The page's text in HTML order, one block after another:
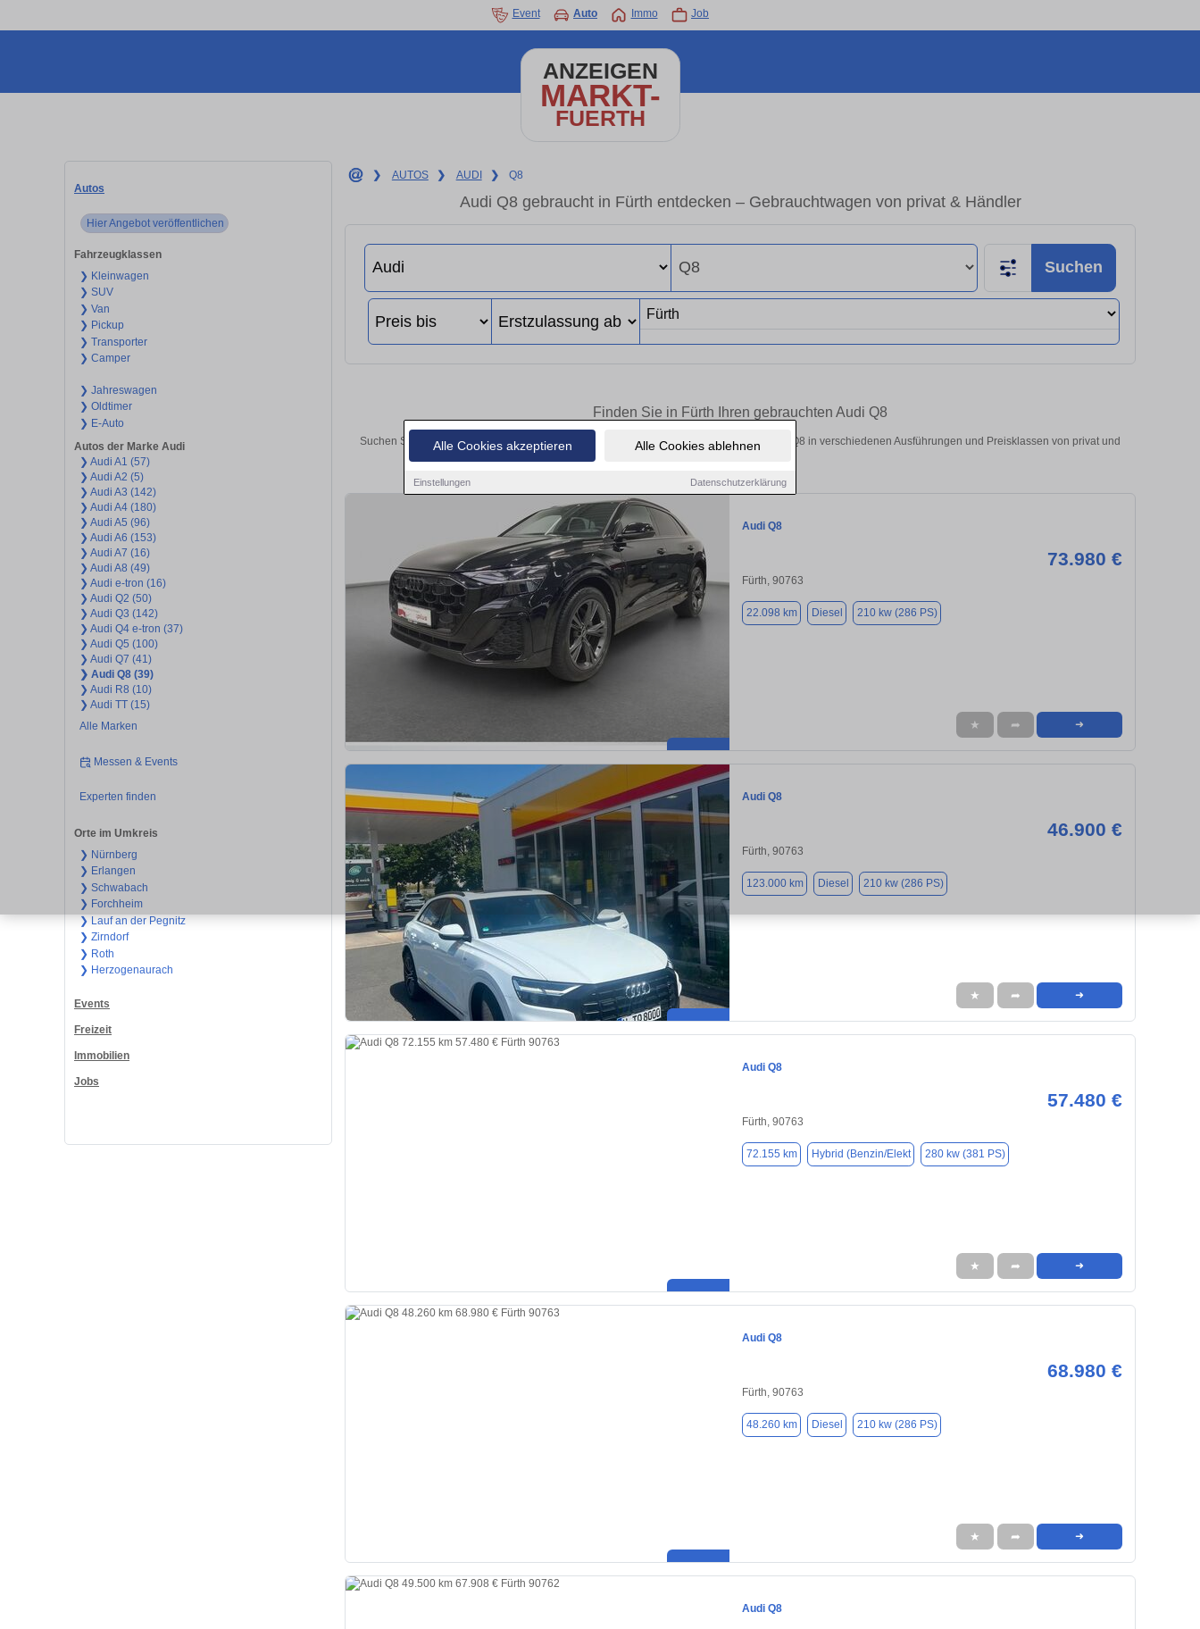
Alle Cookies akzeptieren Alle Cookies ablehnen
Einstellungen Datenschutzerklärung
Event Auto Immo Job
ANZEIGEN
MARKT-
FUERTH
Autos
Hier Angebot veröffentlichen
Fahrzeugklassen
❯ Kleinwagen
❯ SUV
❯ Van
❯ Pickup
❯ Transporter
❯ Camper
❯ Jahreswagen
❯ Oldtimer
❯ E-Auto
Autos der Marke Audi
❯ Audi A1 (57)
❯ Audi A2 (5)
❯ Audi A3 (142)
❯ Audi A4 (180)
❯ Audi A5 (96)
❯ Audi A6 (153)
❯ Audi A7 (16)
❯ Audi A8 (49)
❯ Audi e-tron (16)
❯ Audi Q2 (50)
❯ Audi Q3 (142)
❯ Audi Q4 e-tron (37)
❯ Audi Q5 (100)
❯ Audi Q7 (41)
❯ Audi Q8 (39)
❯ Audi R8 (10)
❯ Audi TT (15)
Alle Marken
Messen & Events
Experten finden
Orte im Umkreis
❯ Nürnberg
❯ Erlangen
❯ Schwabach
❯ Forchheim
❯ Lauf an der Pegnitz
❯ Zirndorf
❯ Roth
❯ Herzogenaurach
Events
Freizeit
Immobilien
Jobs
❯ AUTOS ❯ AUDI ❯ Q8
Audi Q8 gebraucht in Fürth entdecken – Gebrauchtwagen von privat & Händler
Suchen
Finden Sie in Fürth Ihren gebrauchten Audi Q8
Suchen Sie in Fürth einen Audi Q8 Gebrauchtwagen? Entdecken Sie gebrauchte Q8 von Q8 in verschiedenen Ausführungen und Preisklassen von privat und
Audi Q8
73.980 €
Fürth, 90763
22.098 km Diesel 210 kw (286 PS)
★ ➦ ➜
Audi Q8
46.900 €
Fürth, 90763
123.000 km Diesel 210 kw (286 PS)
★ ➦ ➜
Audi Q8
57.480 €
Fürth, 90763
72.155 km Hybrid (Benzin/Elekt 280 kw (381 PS)
★ ➦ ➜
Audi Q8
68.980 €
Fürth, 90763
48.260 km Diesel 210 kw (286 PS)
★ ➦ ➜
Audi Q8